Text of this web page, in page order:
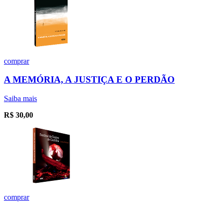
comprar
A MEMÓRIA, A JUSTIÇA E O PERDÃO
Saiba mais
R$ 30,00
comprar